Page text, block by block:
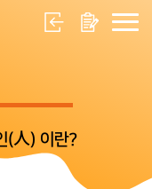
(人) 이란?